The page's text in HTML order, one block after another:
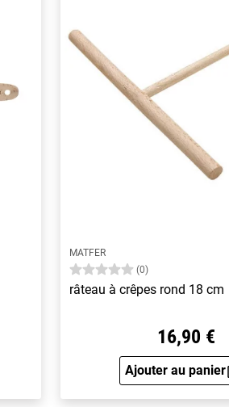
MATFER
(0)
râteau à crêpes rond 18 cm
16,90 €
Ajouter au panier
Aperçu